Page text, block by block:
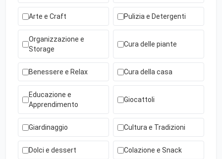
Arte e Craft Pulizia e Detergenti
Organizzazione e
Storage
Cura delle piante
Benessere e Relax Cura della casa
Educazione e
Apprendimento
Giocattoli
Giardinaggio Cultura e Tradizioni
Dolci e dessert Colazione e Snack